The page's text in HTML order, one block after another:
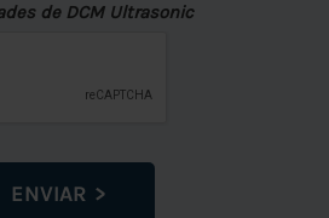
de DCM Ultrasonic
ENVIAR